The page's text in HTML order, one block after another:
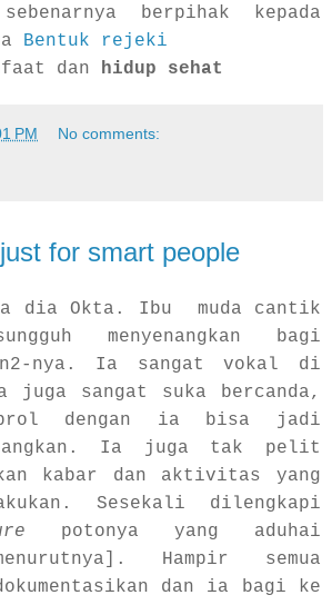
berpihak kepada
Bentuk rejeki
dan hidup sehat
PM No comments:
for smart people
dia Okta. Ibu muda cantik
menyenangkan bagi
nya. Ia sangat vokal di
juga sangat suka bercanda,
dengan ia bisa jadi
Ia juga tak pelit
kabar dan aktivitas yang
Sesekali dilengkapi
potonya yang aduhai
Hampir semua
dan ia bagi ke